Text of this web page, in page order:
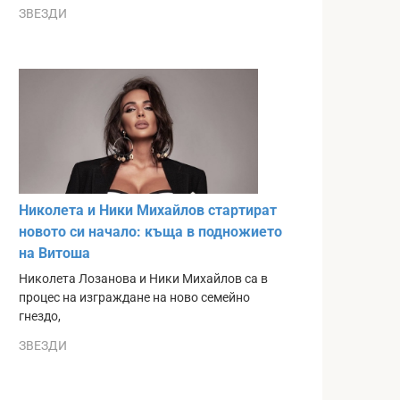
ЗВЕЗДИ
Николета и Ники Михайлов стартират
новото си начало: къща в подножието
на Витоша
Николета Лозанова и Ники Михайлов са в
процес на изграждане на ново семейно
гнездо,
ЗВЕЗДИ